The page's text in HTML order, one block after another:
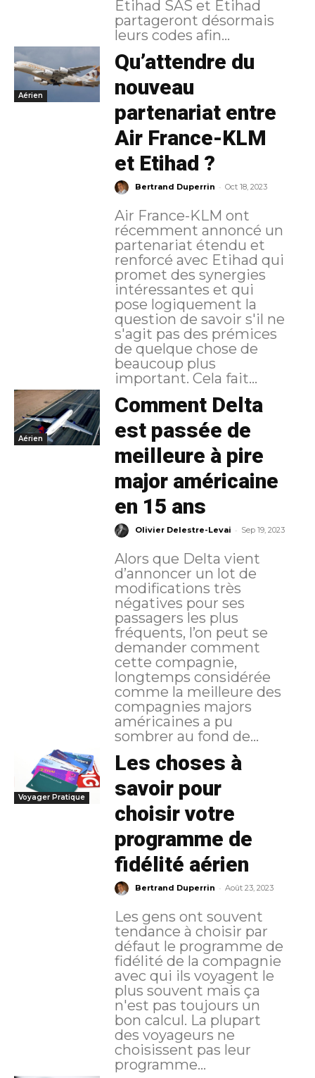
Etihad SAS et Etihad
partageront désormais
leurs codes afin...
Aérien
Qu’attendre du
nouveau
partenariat entre
Air France-KLM
et Etihad ?
Bertrand Duperrin - Oct 18, 2023
Air France-KLM ont
récemment annoncé un
partenariat étendu et
renforcé avec Etihad qui
promet des synergies
intéressantes et qui
pose logiquement la
question de savoir s'il ne
s'agit pas des prémices
de quelque chose de
beaucoup plus
important. Cela fait...
Aérien
Comment Delta
est passée de
meilleure à pire
major américaine
en 15 ans
Olivier Delestre-Levai - Sep 19, 2023
Alors que Delta vient
d’annoncer un lot de
modifications très
négatives pour ses
passagers les plus
fréquents, l’on peut se
demander comment
cette compagnie,
longtemps considérée
comme la meilleure des
compagnies majors
américaines a pu
sombrer au fond de...
Voyager Pratique
Les choses à
savoir pour
choisir votre
programme de
fidélité aérien
Bertrand Duperrin - Août 23, 2023
Les gens ont souvent
tendance à choisir par
défaut le programme de
fidélité de la compagnie
avec qui ils voyagent le
plus souvent mais ça
n'est pas toujours un
bon calcul. La plupart
des voyageurs ne
choisissent pas leur
programme...